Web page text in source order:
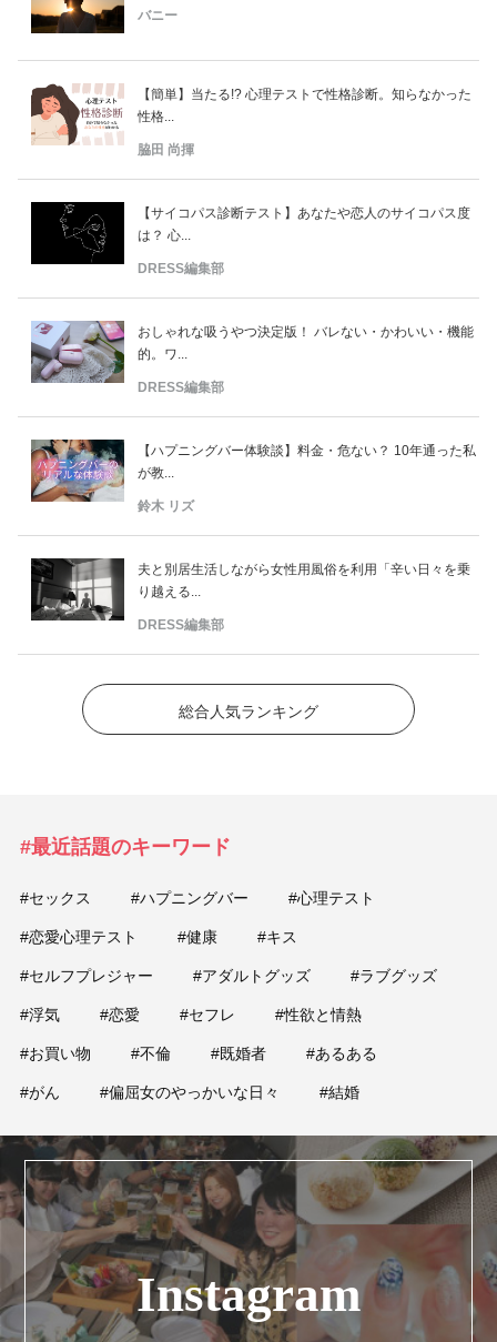
バニー
【簡単】当たる!? 心理テストで性格診断。知らなかった
性格...
脇田 尚揮
【サイコパス診断テスト】あなたや恋人のサイコパス度
は？ 心...
DRESS編集部
おしゃれな吸うやつ決定版！ バレない・かわいい・機能
的。ワ...
DRESS編集部
【ハプニングバー体験談】料金・危ない？ 10年通った私
が教...
鈴木 リズ
夫と別居生活しながら女性用風俗を利用「辛い日々を乗
り越える...
DRESS編集部
総合人気ランキング
#最近話題のキーワード
#セックス #ハプニングバー #心理テスト
#恋愛心理テスト #健康 #キス
#セルフプレジャー #アダルトグッズ #ラブグッズ
#浮気 #恋愛 #セフレ #性欲と情熱
#お買い物 #不倫 #既婚者 #あるある
#がん #偏屈女のやっかいな日々 #結婚
Instagram